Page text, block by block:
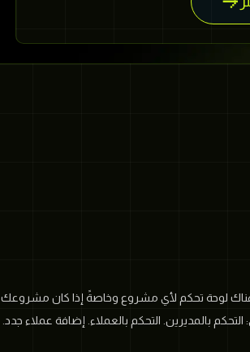
الإشعارات التذكيرية للمرضى، حيث
يتلقى المرضى تنبيهات منتظمة
لوحة تحكم لأي مشروع وخاصةً إذا كان مشروعك
بالمديرين. التحكم بالعملاء. إضافة عملاء جدد.
الطلبيات. معرفة بيانات العملاء.